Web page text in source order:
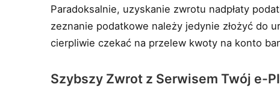
Paradoksalnie, uzyskanie zwrotu nadpłaty
zeznanie podatkowe należy jedynie złożyć do
cierpliwie czekać na przelew kwoty na konto
Szybszy Zwrot z Serwisem Twój e-